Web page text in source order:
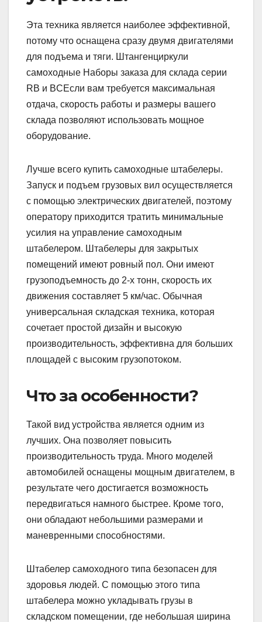
Эта техника является наиболее эффективной,
потому что оснащена сразу двумя двигателями
для подъема и тяги. Штангенциркули
самоходные Наборы заказа для склада серии
RB и BCЕсли вам требуется максимальная
отдача, скорость работы и размеры вашего
склада позволяют использовать мощное
оборудование.
Лучше всего купить самоходные штабелеры.
Запуск и подъем грузовых вил осуществляется
с помощью электрических двигателей, поэтому
оператору приходится тратить минимальные
усилия на управление самоходным
штабелером. Штабелеры для закрытых
помещений имеют ровный пол. Они имеют
грузоподъемность до 2-х тонн, скорость их
движения составляет 5 км/час. Обычная
универсальная складская техника, которая
сочетает простой дизайн и высокую
производительность, эффективна для больших
площадей с высоким грузопотоком.
Что за особенности?
Такой вид устройства является одним из
лучших. Она позволяет повысить
производительность труда. Много моделей
автомобилей оснащены мощным двигателем, в
результате чего достигается возможность
передвигаться намного быстрее. Кроме того,
они обладают небольшими размерами и
маневренными способностями.
Штабелер самоходного типа безопасен для
здоровья людей. С помощью этого типа
штабелера можно укладывать грузы в
складском помещении, где небольшая ширина